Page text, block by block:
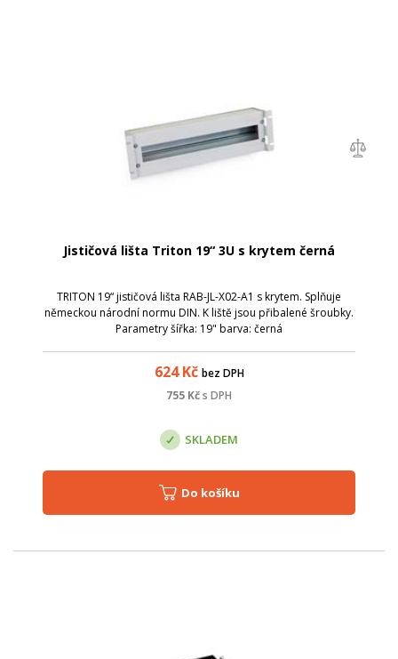
Jističová lišta Triton 19“ 3U s krytem černá
TRITON 19“ jističová lišta RAB-JL-X02-A1 s krytem. Splňuje
německou národní normu DIN. K liště jsou přibalené šroubky.
Parametry šířka: 19" barva: černá
624Kč bez DPH
755 Kčs DPH
SKLADEM
Do košíku